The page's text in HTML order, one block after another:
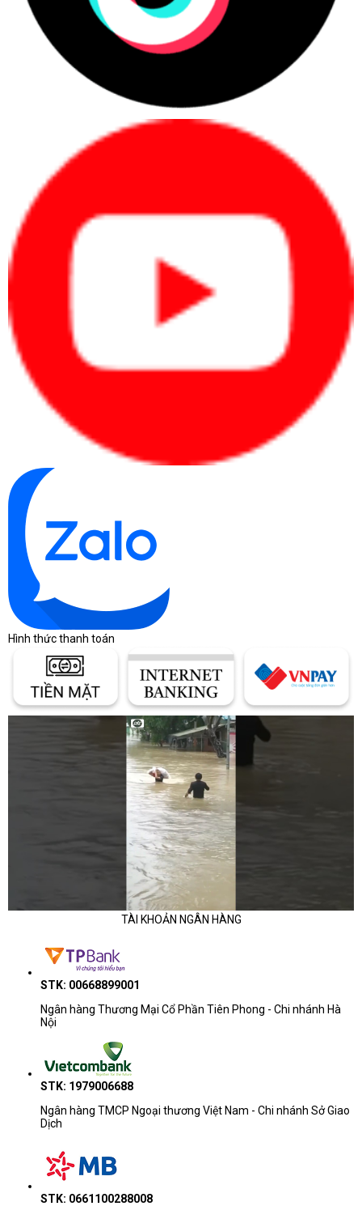
Hình thức thanh toán
TÀI KHOẢN NGÂN HÀNG
STK: 00668899001
Ngân hàng Thương Mại Cổ Phần Tiên Phong - Chi nhánh Hà
Nội
STK: 1979006688
Ngân hàng TMCP Ngoại thương Việt Nam - Chi nhánh Sở Giao
Dịch
STK: 0661100288008